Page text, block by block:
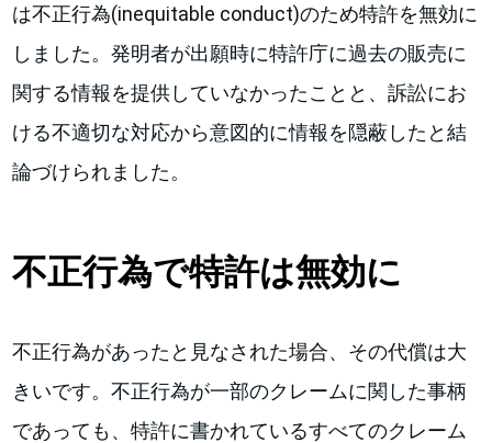
は不正行為(inequitable conduct)のため特許を無効に
しました。発明者が出願時に特許庁に過去の販売に
関する情報を提供していなかったことと、訴訟にお
ける不適切な対応から意図的に情報を隠蔽したと結
論づけられました。
不正行為で特許は無効に
不正行為があったと見なされた場合、その代償は大
きいです。不正行為が一部のクレームに関した事柄
であっても、特許に書かれているすべてのクレーム